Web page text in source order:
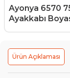
Ayonya 6570
Ayakkabı
Ürün Açıklaması